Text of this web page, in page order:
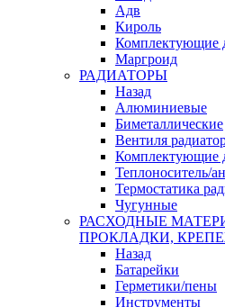
Адв
Кироль
Комплектующие
Маргроид
РАДИАТОРЫ
Назад
Алюминиевые
Биметаллические
Вентиля
Комплектующие
Теплоноситель/
Термостатика
Чугунные
РАСХОДНЫЕ
ПРОКЛАДКИ,
Назад
Батарейки
Герметики/пены
Инструменты